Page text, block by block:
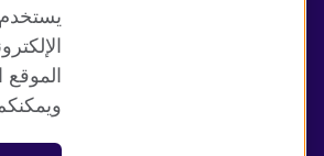
موقع المجلس